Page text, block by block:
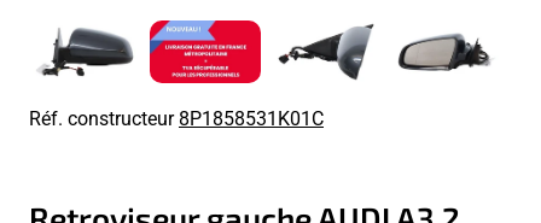
Réf. constructeur8P1858531K01C